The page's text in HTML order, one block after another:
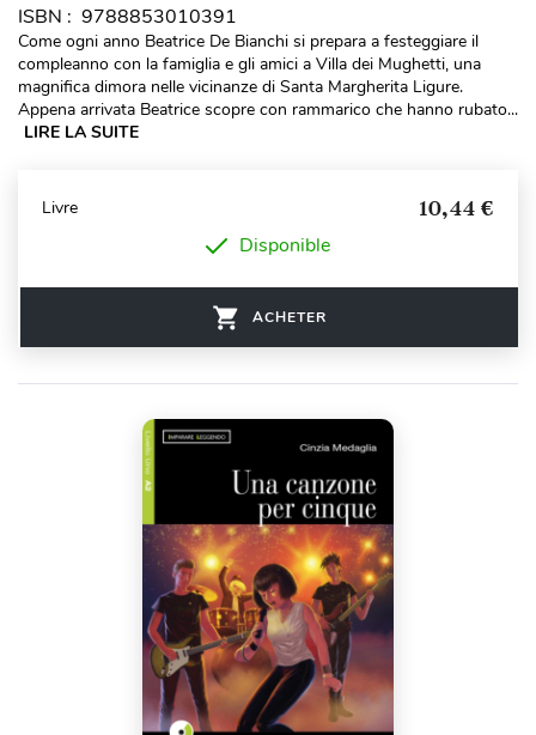
ISBN : 9788853010391
Come ogni anno Beatrice De Bianchi si prepara a festeggiare il
compleanno con la famiglia e gli amici a Villa dei Mughetti, una
magnifica dimora nelle vicinanze di Santa Margherita Ligure.
Appena arrivata Beatrice scopre con rammarico che hanno rubato...
LIRE LA SUITE
Livre 10,44 €
Disponible
ACHETER